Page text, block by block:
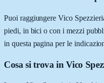
Puoi raggiungere Vico
piedi, in bici o con i mezzi
in questa pagina per le
Cosa si trova in Vico